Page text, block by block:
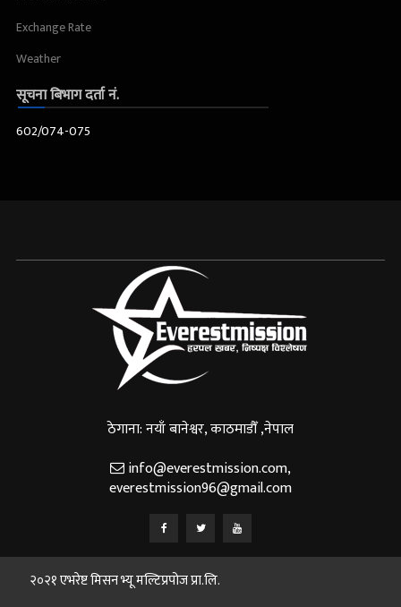
Exchange Rate
Weather
सूचना बिभाग दर्ता नं.
602/074-075
ठेगाना: नयाँ बानेश्वर, काठमाडौँ ,नेपाल
info@everestmission.com,
everestmission96@gmail.com
२०२१ एभरेष्ट मिसन भ्यू मल्टिप्रपोज प्रा.लि.